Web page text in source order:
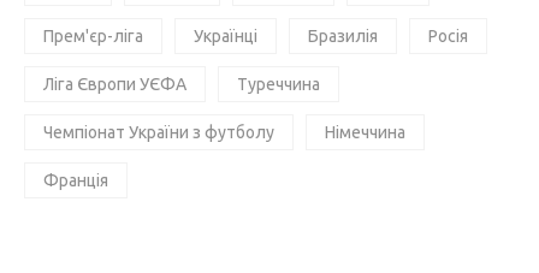
Прем'єр-ліга Українці Бразилія Росія
Ліга Європи УЄФА Туреччина
Чемпіонат України з футболу Німеччина
Франція